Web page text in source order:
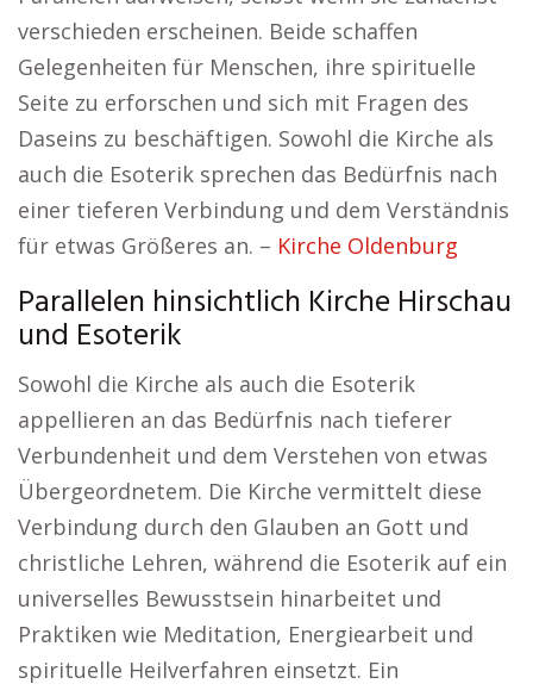
verschieden erscheinen. Beide schaffen
Gelegenheiten für Menschen, ihre spirituelle
Seite zu erforschen und sich mit Fragen des
Daseins zu beschäftigen. Sowohl die Kirche als
auch die Esoterik sprechen das Bedürfnis nach
einer tieferen Verbindung und dem Verständnis
für etwas Größeres an. – Kirche Oldenburg
Parallelen hinsichtlich Kirche Hirschau
und Esoterik
Sowohl die Kirche als auch die Esoterik
appellieren an das Bedürfnis nach tieferer
Verbundenheit und dem Verstehen von etwas
Übergeordnetem. Die Kirche vermittelt diese
Verbindung durch den Glauben an Gott und
christliche Lehren, während die Esoterik auf ein
universelles Bewusstsein hinarbeitet und
Praktiken wie Meditation, Energiearbeit und
spirituelle Heilverfahren einsetzt. Ein